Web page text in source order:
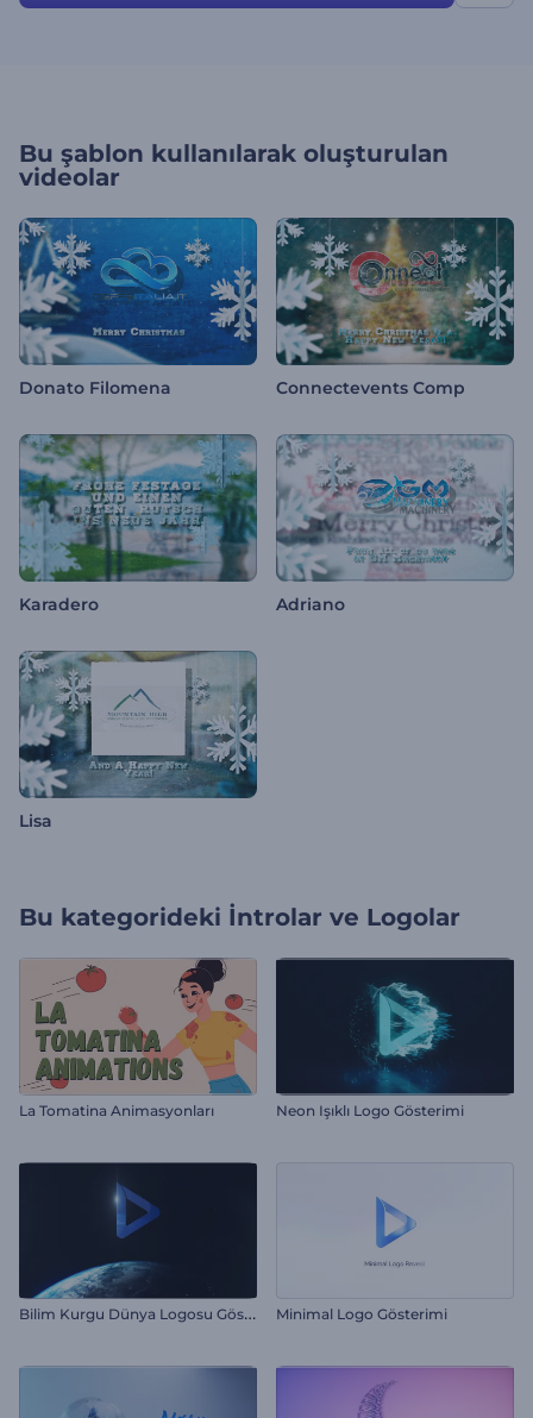
Bu şablon kullanılarak oluşturulan
videolar
Donato Filomena Connectevents Comp
Karadero Adriano
Lisa
Bu kategorideki İntrolar ve Logolar
La Tomatina Animasyonları Neon Işıklı Logo Gösterimi
B
ilim Kurgu Dünya Logosu Gösterimi Minimal Logo Gösterimi